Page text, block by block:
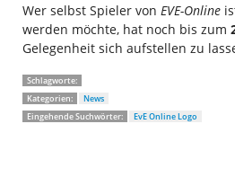
Wer selbst Spieler von EVE-Online
werden möchte, hat noch bis zum
Gelegenheit sich aufstellen zu
Schlagworte:
Kategorien:
News
Eingehende Suchwörter:
EvE Online Logo